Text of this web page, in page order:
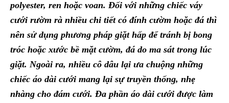
polyester, ren hoặc voan. Đối với những chiếc váy
cưới rườm rà nhiều chi tiết có đính cườm hoặc đá thì
nên sử dụng phương pháp giặt hấp để tránh bị bong
tróc hoặc xước bề mặt cườm, đá do ma sát trong lúc
giặt. Ngoài ra, nhiều cô dâu lại ưa chuộng những
chiếc áo dài cưới mang lại sự truyền thống, nhẹ
nhàng cho đám cưới. Đa phần áo dài cưới được làm